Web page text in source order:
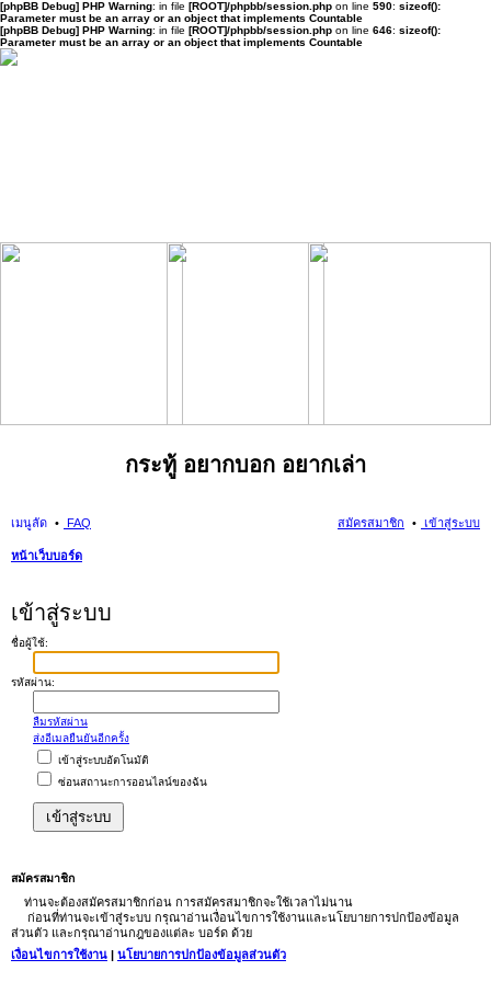
[phpBB Debug] PHP Warning: in file [ROOT]/phpbb/session.php on line 590: sizeof():
Parameter must be an array or an object that implements Countable
[phpBB Debug] PHP Warning: in file [ROOT]/phpbb/session.php on line 646: sizeof():
Parameter must be an array or an object that implements Countable
กระทู้ อยากบอก อยากเล่า
เมนูลัด FAQ เข้าสู่ระบบ
สมัครสมาชิก
หน้าเว็บบอร์ด
เข้าสู่ระบบ
ชื่อผู้ใช้:
รหัสผ่าน:
ลืมรหัสผ่าน
ส่งอีเมลยืนยันอีกครั้ง
เข้าสู่ระบบอัตโนมัติ
ซ่อนสถานะการออนไลน์ของฉัน
สมัครสมาชิก
ท่านจะต้องสมัครสมาชิกก่อน การสมัครสมาชิกจะใช้เวลาไม่นาน
ก่อนที่ท่านจะเข้าสู่ระบบ กรุณาอ่านเงื่อนไขการใช้งานและนโยบายการปกป้องข้อมูล
ส่วนตัว และกรุณาอ่านกฎของแต่ละ บอร์ด ด้วย
เงื่อนไขการใช้งาน | นโยบายการปกป้องข้อมูลส่วนตัว